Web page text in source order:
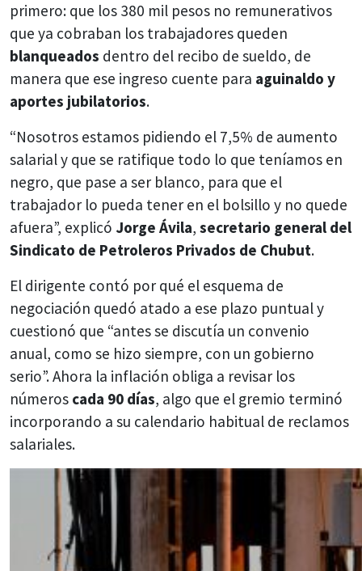
primero: que los 380 mil pesos no remunerativos
que ya cobraban los trabajadores queden
blanqueados dentro del recibo de sueldo, de
manera que ese ingreso cuente para aguinaldo y
aportes jubilatorios.
“Nosotros estamos pidiendo el 7,5% de aumento
salarial y que se ratifique todo lo que teníamos en
negro, que pase a ser blanco, para que el
trabajador lo pueda tener en el bolsillo y no quede
afuera”, explicó Jorge Ávila, secretario general del
Sindicato de Petroleros Privados de Chubut.
El dirigente contó por qué el esquema de
negociación quedó atado a ese plazo puntual y
cuestionó que “antes se discutía un convenio
anual, como se hizo siempre, con un gobierno
serio”. Ahora la inflación obliga a revisar los
números cada 90 días, algo que el gremio terminó
incorporando a su calendario habitual de reclamos
salariales.